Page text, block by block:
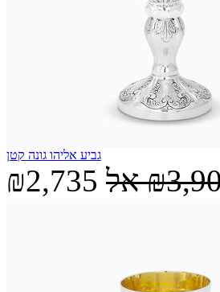
גביע אליהו גונה קטן
₪2,735 אל